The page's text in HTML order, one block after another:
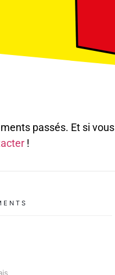
passés. Et si vous
!